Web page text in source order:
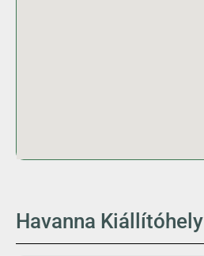
Havanna Kiállítóhely